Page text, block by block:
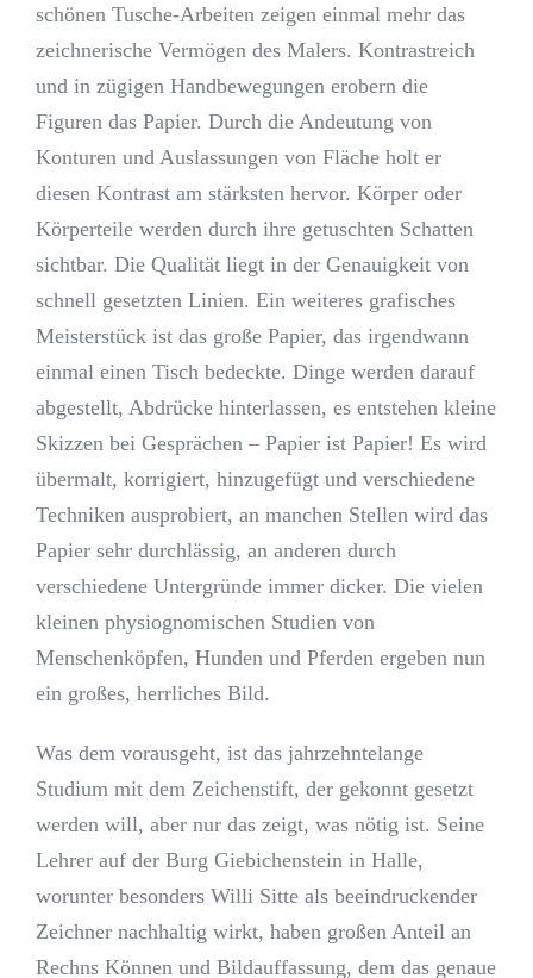
schönen Tusche-Arbeiten zeigen einmal mehr das
zeichnerische Vermögen des Malers. Kontrastreich
und in zügigen Handbewegungen erobern die
Figuren das Papier. Durch die Andeutung von
Konturen und Auslassungen von Fläche holt er
diesen Kontrast am stärksten hervor. Körper oder
Körperteile werden durch ihre getuschten Schatten
sichtbar. Die Qualität liegt in der Genauigkeit von
schnell gesetzten Linien. Ein weiteres grafisches
Meisterstück ist das große Papier, das irgendwann
einmal einen Tisch bedeckte. Dinge werden darauf
abgestellt, Abdrücke hinterlassen, es entstehen kleine
Skizzen bei Gesprächen – Papier ist Papier! Es wird
übermalt, korrigiert, hinzugefügt und verschiedene
Techniken ausprobiert, an manchen Stellen wird das
Papier sehr durchlässig, an anderen durch
verschiedene Untergründe immer dicker. Die vielen
kleinen physiognomischen Studien von
Menschenköpfen, Hunden und Pferden ergeben nun
ein großes, herrliches Bild.
Was dem vorausgeht, ist das jahrzehntelange
Studium mit dem Zeichenstift, der gekonnt gesetzt
werden will, aber nur das zeigt, was nötig ist. Seine
Lehrer auf der Burg Giebichenstein in Halle,
worunter besonders Willi Sitte als beeindruckender
Zeichner nachhaltig wirkt, haben großen Anteil an
Rechns Können und Bildauffassung, dem das genaue